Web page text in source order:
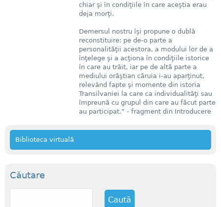
chiar şi în condiţiile în care aceştia erau
deja morţi.
Demersul nostru îşi propune o dublă
reconstituire: pe de-o parte a
personalităţii acestora, a modului lor de a
înţelege şi a acţiona în condiţiile istorice
în care au trăit, iar pe de altă parte a
mediului orăştian căruia i-au aparţinut,
relevând fapte şi momente din istoria
Transilvaniei la care ca individualităţi sau
împreună cu grupul din care au făcut parte
au participat.” - fragment din Introducere
Biblioteca virtuală
Căutare
C